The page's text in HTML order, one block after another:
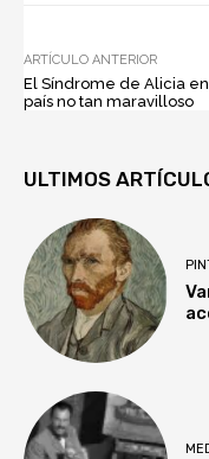
ARTÍCULO ANTERIOR
El Síndrome de Alicia
país no tan maravilloso
ULTIMOS